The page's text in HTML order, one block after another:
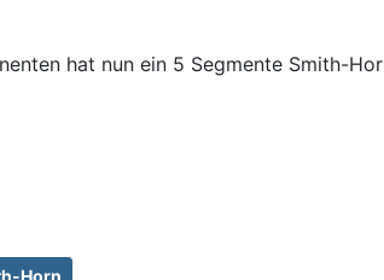
hat nun ein 5 Segmente Smith-
Horn